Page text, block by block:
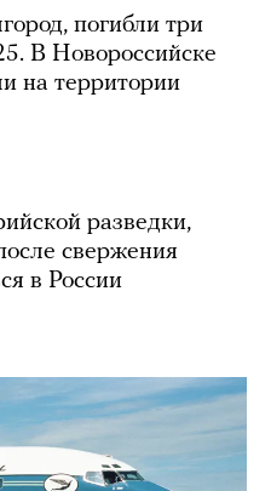
погибли три
В Новороссийске
на территории
разведки,
свержения
в России